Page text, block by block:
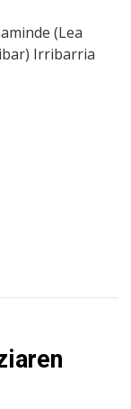
(Lea
Irribarria